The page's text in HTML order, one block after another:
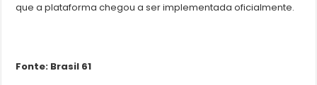
que a plataforma chegou a ser implementada oficialmente.
Fonte: Brasil 61